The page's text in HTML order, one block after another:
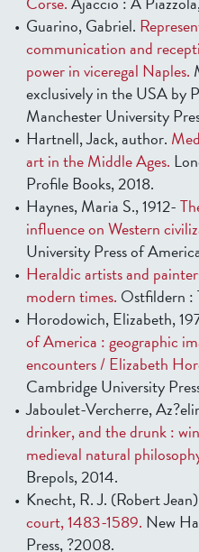
Guarino, Gabriel.
communication and
power in viceregal Naples.
exclusively in the USA by
Manchester University
Hartnell, Jack, author.
art in the Middle Ages.
Profile Books, 2018.
Haynes, Maria S., 1912-
influence on Western
University Press of
Heraldic artists and
modern times. Ostfildern :
Horodowich, Elizabeth,
of America : geographic
encounters / Elizabeth
Cambridge University
Jaboulet-Vercherre,
drinker, and the drunk :
medieval natural
Brepols, 2014.
Knecht, R. J. (Robert Jean)
court, 1483-1589. New
Press, ?2008.